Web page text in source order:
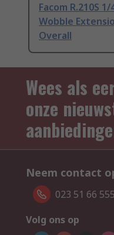
Facom R.210S
Wobble
Overall
Wees als
onze
Neem contact
023 51 66 555
Volg ons op